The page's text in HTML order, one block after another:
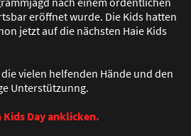
eröffnet wurde. Die Kids hatten
jetzt auf die nächsten Haie Kids
vielen helfenden Hände und den
Unterstützunng.
Day anklicken.